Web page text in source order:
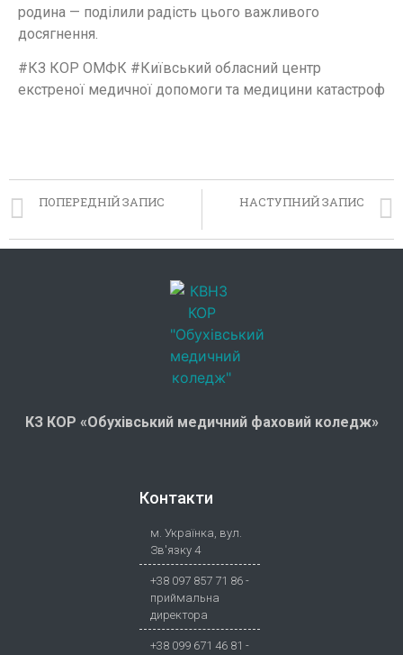
родина — поділили радість цього важливого
досягнення.
#КЗ КОР ОМФК #Київський обласний центр
екстреної медичної допомоги та медицини катастроф
ПОПЕРЕДНІЙ ЗАПИС НАСТУПНИЙ ЗАПИС
КЗ КОР «Обухівський медичний фаховий коледж»
Контакти
м. Українка, вул.
Зв'язку 4
+38 097 857 71 86 -
приймальна
директора
+38 099 671 46 81 -